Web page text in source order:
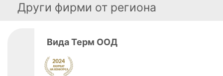
Други фирми от региона
Вида Терм ООД